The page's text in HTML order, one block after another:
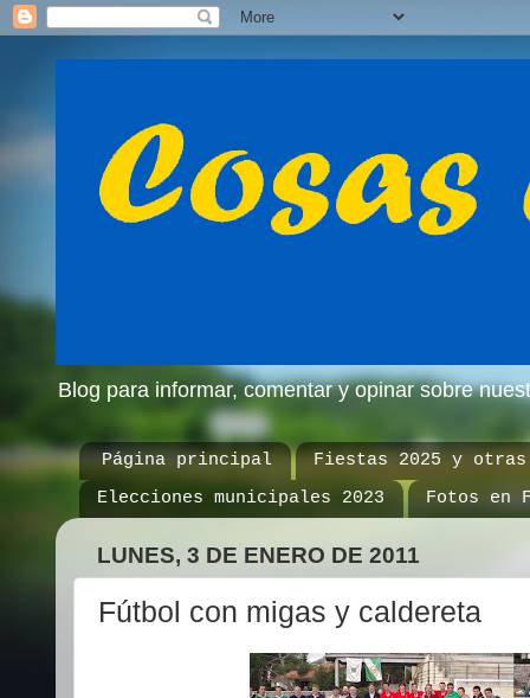
Blog para informar, comentar y opinar sobre
Página principal
Fiestas 2025 y otras
Elecciones municipales 2023
Fotos en
LUNES, 3 DE ENERO DE 2011
Fútbol con migas y caldereta